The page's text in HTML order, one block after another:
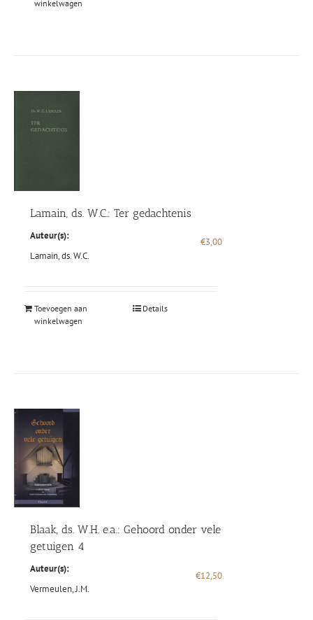
winkelwagen
Lamain, ds. W.C.: Ter gedachtenis
Auteur(s):
Lamain, ds. W.C.
€3,00
Toevoegen aan
winkelwagen
Details
Blaak, ds. W.H. e.a.: Gehoord onder vele
getuigen 4
Auteur(s):
Vermeulen, J.M.
€12,50